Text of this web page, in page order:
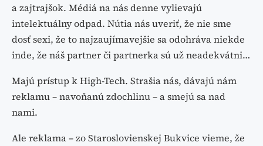
a zajtrajšok. Médiá na nás denne vylievajú
intelektuálny odpad. Nútia nás uveriť, že nie sme
dosť sexi, že to najzaujímavejšie sa odohráva niekde
inde, že náš partner či partnerka sú už neadekvátni…
Majú prístup k High-Tech. Strašia nás, dávajú nám
reklamu – navoňanú zdochlinu – a smejú sa nad
nami.
Ale reklama – zo Staroslovienskej Bukvice vieme, že